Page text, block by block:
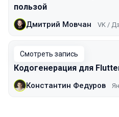
пользой
Дмитрий Мовчан VK /
Смотреть запись
Кодогенерация для
Константин Федуров